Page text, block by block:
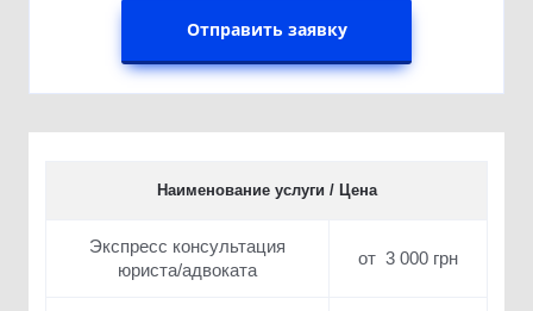
Отправить заявку
Наименование услуги / Цена
Экспресс консультация
юриста/адвоката
от 3 000 грн